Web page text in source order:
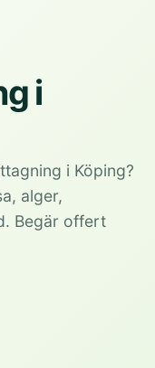
i
i Köping?
alger,
Begär offert